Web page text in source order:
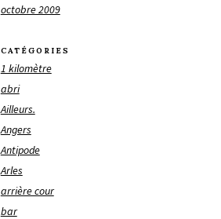
octobre 2009
CATÉGORIES
1 kilomètre
abri
Ailleurs.
Angers
Antipode
Arles
arrière cour
bar